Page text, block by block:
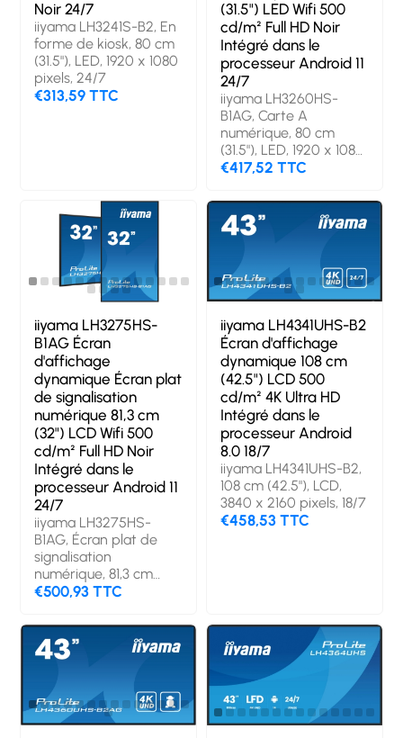
Noir 24/7
iiyama LH3241S-B2, En
forme de kiosk, 80 cm
(31.5"), LED, 1920 x 1080
pixels, 24/7
€313,59 TTC
(31.5") LED Wifi 500
cd/m² Full HD Noir
Intégré dans le
processeur Android 11
24/7
iiyama LH3260HS-
B1AG, Carte A
numérique, 80 cm
(31.5"), LED, 1920 x 1080
pixels, Wifi, 24/7
€417,52 TTC
iiyama LH3275HS-
B1AG Écran
d'affichage
dynamique Écran plat
de signalisation
numérique 81,3 cm
(32") LCD Wifi 500
cd/m² Full HD Noir
Intégré dans le
processeur Android 11
24/7
iiyama LH3275HS-
B1AG, Écran plat de
signalisation
numérique, 81,3 cm
(32"), LCD, 1920 x 1080
€500,93 TTC
iiyama LH4341UHS-B2
Écran d'affichage
dynamique 108 cm
(42.5") LCD 500
cd/m² 4K Ultra HD
Intégré dans le
processeur Android
8.0 18/7
iiyama LH4341UHS-B2,
108 cm (42.5"), LCD,
3840 x 2160 pixels, 18/7
€458,53 TTC